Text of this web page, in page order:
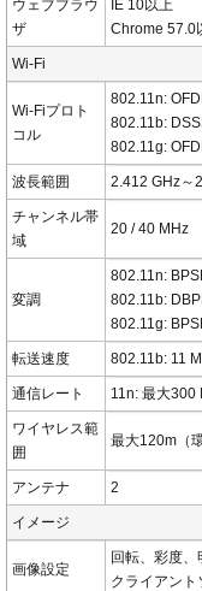
ウェブブラウ
ザ
IE 10以上
Chrome 57.0
Wi-Fi
Wi-Fiプロト
コル
802.11n:
802.11b:
802.11g:
波長範囲 2.412 GHz～
チャンネル帯
域
20 / 40 MHz
変調
802.11n:
802.11b:
802.11g:
転送速度 802.11b: 11
通信レート 11n: 最大300
ワイヤレス範
囲
最大120m（
アンテナ 2
イメージ
画像設定
回転、彩度
クライアン